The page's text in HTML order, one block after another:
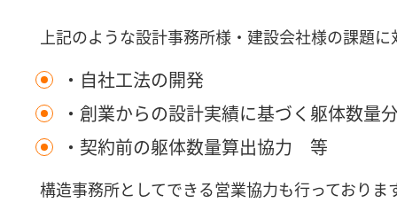
上記のような設計事務所様・建設会社様の課題に
・自社工法の開発
・創業からの設計実績に基づく躯体数量
・契約前の躯体数量算出協力 等
構造事務所としてできる営業協力も行っておりま